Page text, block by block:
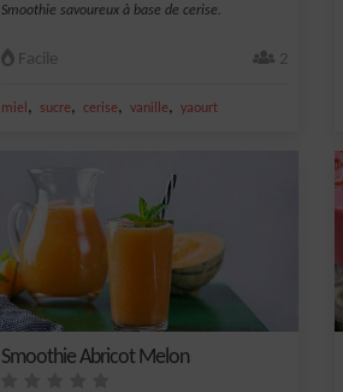
Smoothie savoureux à base de cerise.
Facile 2
miel , sucre, cerise, vanille, yaourt
Smoothie Abricot Melon